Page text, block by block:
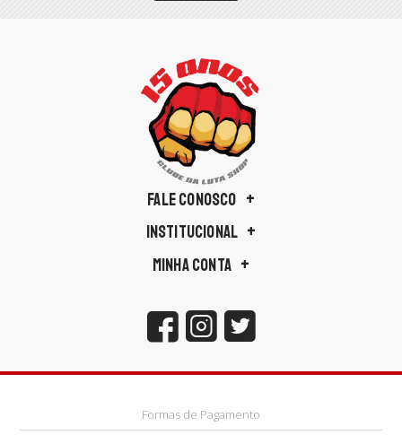
FALE CONOSCO
INSTITUCIONAL
MINHA CONTA
Formas de Pagamento